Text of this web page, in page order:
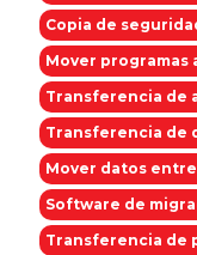
Copia de
Mover programas
Transferencia de
Transferencia de
Mover datos
Software de
Transferencia de